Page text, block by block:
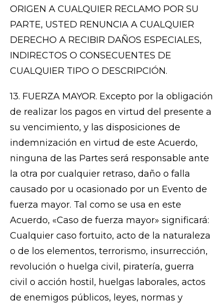
ORIGEN A CUALQUIER RECLAMO POR SU
PARTE, USTED RENUNCIA A CUALQUIER
DERECHO A RECIBIR DAÑOS ESPECIALES,
INDIRECTOS O CONSECUENTES DE
CUALQUIER TIPO O DESCRIPCIÓN.
13. FUERZA MAYOR. Excepto por la obligación
de realizar los pagos en virtud del presente a
su vencimiento, y las disposiciones de
indemnización en virtud de este Acuerdo,
ninguna de las Partes será responsable ante
la otra por cualquier retraso, daño o falla
causado por u ocasionado por un Evento de
fuerza mayor. Tal como se usa en este
Acuerdo, «Caso de fuerza mayor» significará:
Cualquier caso fortuito, acto de la naturaleza
o de los elementos, terrorismo, insurrección,
revolución o huelga civil, piratería, guerra
civil o acción hostil, huelgas laborales, actos
de enemigos públicos, leyes, normas y